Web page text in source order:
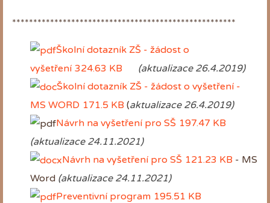
*****************************************************
Školní dotazník ZŠ - žádost o
vyšetření 324.63 KB
(aktualizace 26.4.2019)
Školní dotazník ZŠ - žádost o vyšetření -
MS WORD 171.5 KB (aktualizace 26.4.2019)
Návrh na vyšetření pro SŠ 197.47 KB
(aktualizace 24.11.2021)
Návrh na vyšetření pro SŠ 121.23 KB - MS
Word (aktualizace 24.11.2021)
Preventivní program 195.51 KB